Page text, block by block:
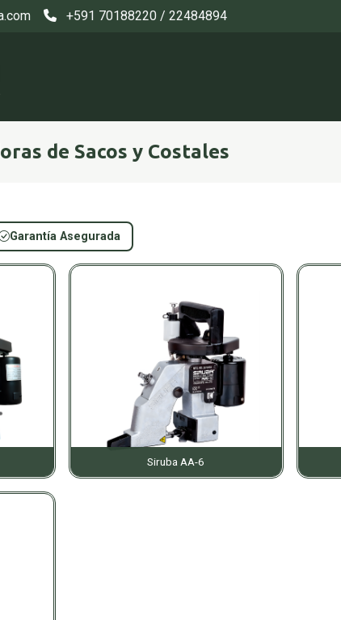
+591 70188220 / 22484894
de Sacos y Costales
Garantía Asegurada
Siruba AA-6